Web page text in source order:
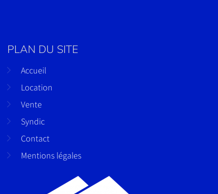
PLAN DU SITE
Accueil
Location
Vente
Syndic
Contact
Mentions légales